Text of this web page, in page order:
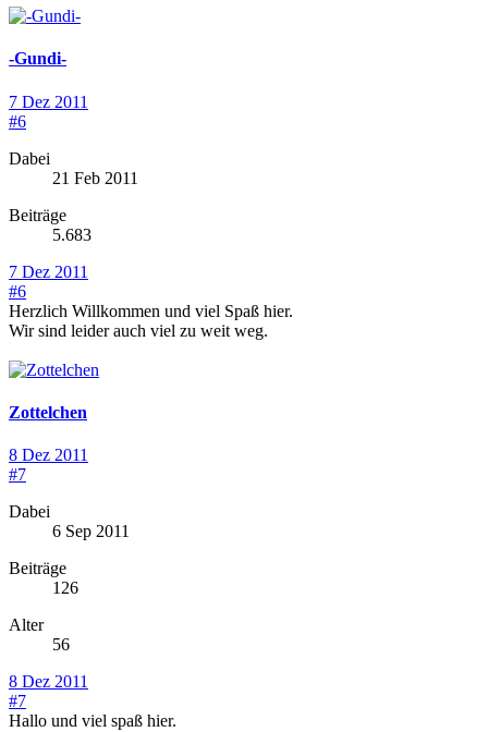
-Gundi-
7 Dez 2011
#6
Dabei
21 Feb 2011
Beiträge
5.683
7 Dez 2011
#6
Herzlich Willkommen und viel Spaß hier.
Wir sind leider auch viel zu weit weg.
Zottelchen
8 Dez 2011
#7
Dabei
6 Sep 2011
Beiträge
126
Alter
56
8 Dez 2011
#7
Hallo und viel spaß hier.